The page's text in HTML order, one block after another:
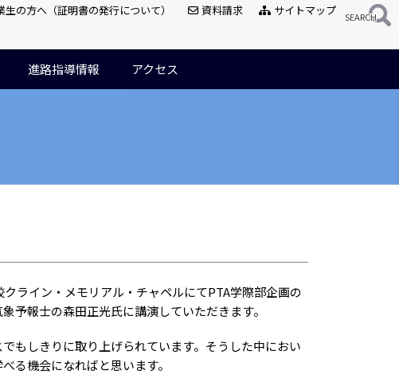
進路指導情報 アクセス
生の方へ（証明書の発行について） 資料請求 サイトマップ
ライン・メモリアル・チャペルにてPTA学際部企画の
予報士の森田正光氏に講演していただきます。
もしきりに取り上げられています。そうした中におい
る機会になればと思います。